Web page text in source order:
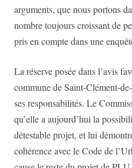
arguments, que nous portons
nombre toujours croissant de
pris en compte dans une
La réserve posée dans l’avis
commune de Saint-Clément-
ses responsabilités. Le
qu’elle a aujourd’hui la
détestable projet, et lui
cohérence avec le Code de